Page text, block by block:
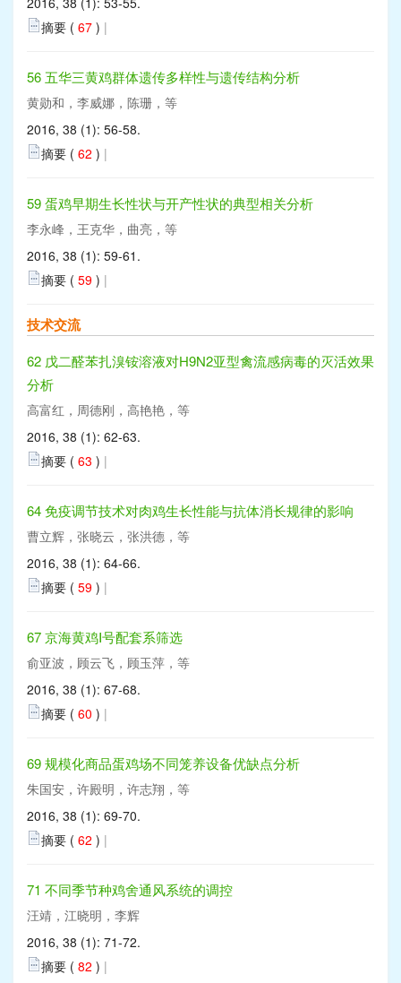
摘要 ( 67 ) |
56 五华三黄鸡群体遗传多样性与遗传结构分析
黄勋和，李威娜，陈珊，等
2016, 38 (1): 56-58.
摘要 ( 62 ) |
59 蛋鸡早期生长性状与开产性状的典型相关分析
李永峰，王克华，曲亮，等
2016, 38 (1): 59-61.
摘要 ( 59 ) |
技术交流
62 戊二醛苯扎溴铵溶液对H9N2亚型禽流感病毒的灭活效果
分析
高富红，周德刚，高艳艳，等
2016, 38 (1): 62-63.
摘要 ( 63 ) |
64 免疫调节技术对肉鸡生长性能与抗体消长规律的影响
曹立辉，张晓云，张洪德，等
2016, 38 (1): 64-66.
摘要 ( 59 ) |
67 京海黄鸡Ⅰ号配套系筛选
俞亚波，顾云飞，顾玉萍，等
2016, 38 (1): 67-68.
摘要 ( 60 ) |
69 规模化商品蛋鸡场不同笼养设备优缺点分析
朱国安，许殿明，许志翔，等
2016, 38 (1): 69-70.
摘要 ( 62 ) |
71 不同季节种鸡舍通风系统的调控
汪靖，江晓明，李辉
2016, 38 (1): 71-72.
摘要 ( 82 ) |